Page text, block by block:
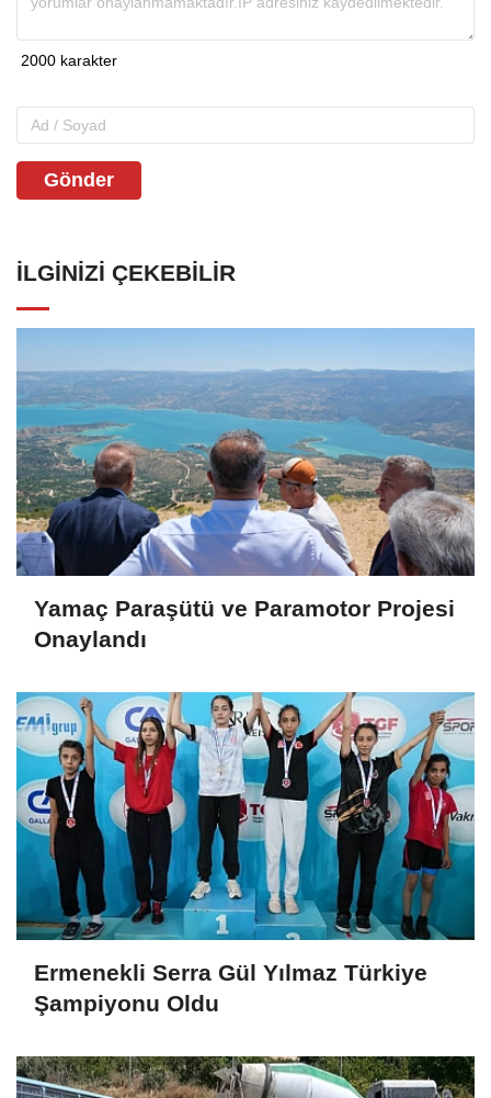
Gönder
İLGINIZI ÇEKEBILIR
Yamaç Paraşütü ve Paramotor Projesi
Onaylandı
Ermenekli Serra Gül Yılmaz Türkiye
Şampiyonu Oldu